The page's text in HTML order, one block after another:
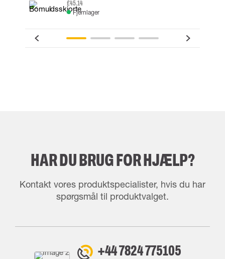
£45.14
Fjernlager
HAR DU BRUG FOR HJÆLP?
Kontakt vores produktspecialister, hvis du har
spørgsmål til produktvalget.
+44 7824 775105